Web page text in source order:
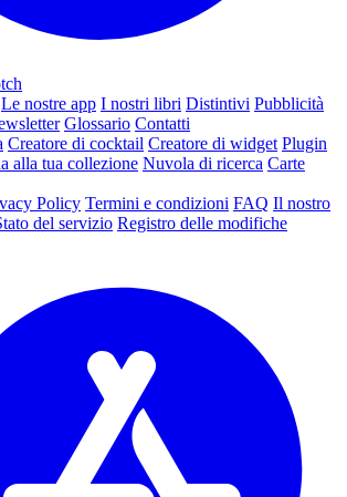
Le nostre app I nostri libri Distintivi Pubblicità
Glossario Contatti
Creatore di cocktail Creatore di widget Plugin
alla tua collezione Nuvola di ricerca Carte
Policy Termini e condizioni FAQ Il nostro
del servizio Registro delle modifiche